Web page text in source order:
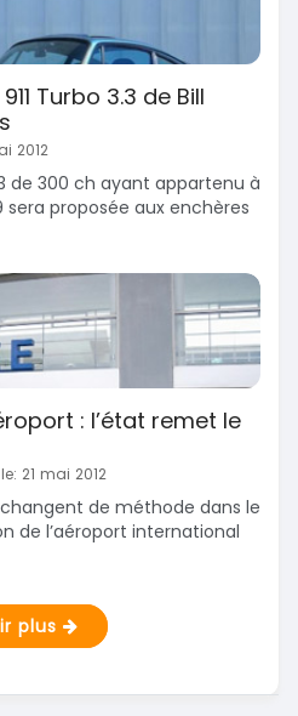
Turbo 3.3 de Bill
2012
de 300 ch ayant appartenu à
sera proposée aux enchères
: l’état remet le
21 mai 2012
de méthode dans le
de l’aéroport international
plus